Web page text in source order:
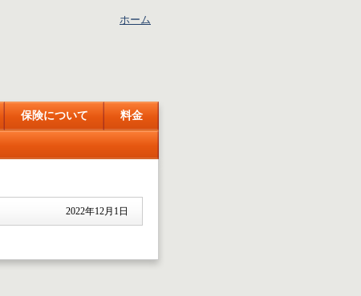
ホーム
保険について 料金
2022年12月1日